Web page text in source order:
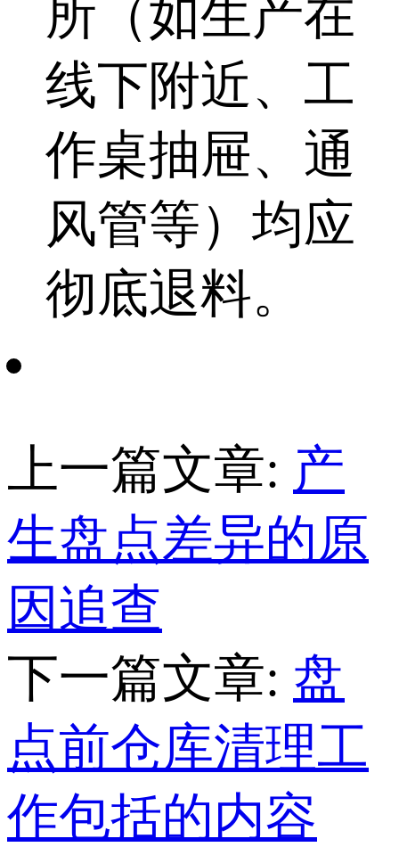
所（如生产在
线下附近、工
作桌抽屉、通
风管等）均应
彻底退料。
上一篇文章: 产
生盘点差异的原
因追查
下一篇文章: 盘
点前仓库清理工
作包括的内容